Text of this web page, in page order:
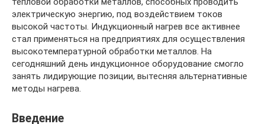
электрическую энергию, под воздействием токов
высокой частоты. Индукционный нагрев все активнее
стал применяться на предприятиях для осуществления
высокотемпературной обработки металлов. На
сегодняшний день индукционное оборудование смогло
занять лидирующие позиции, вытесняя альтернативные
методы нагрева.
Введение